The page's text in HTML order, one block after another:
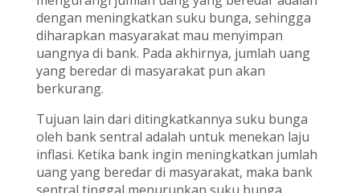
dengan meningkatkan suku bunga, sehingga
diharapkan masyarakat mau menyimpan
uangnya di bank. Pada akhirnya, jumlah uang
yang beredar di masyarakat pun akan
berkurang.
Tujuan lain dari ditingkatkannya suku bunga
oleh bank sentral adalah untuk menekan laju
inflasi. Ketika bank ingin meningkatkan jumlah
uang yang beredar di masyarakat, maka bank